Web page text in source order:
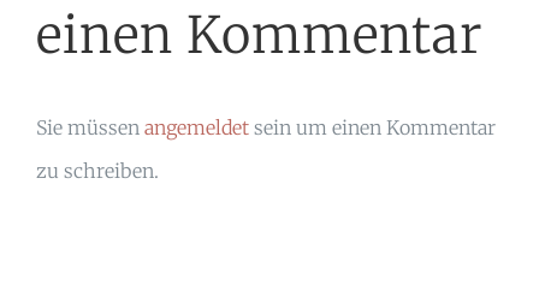
einen Kommentar
Sie müssen angemeldet sein um einen Kommentar
zu schreiben.